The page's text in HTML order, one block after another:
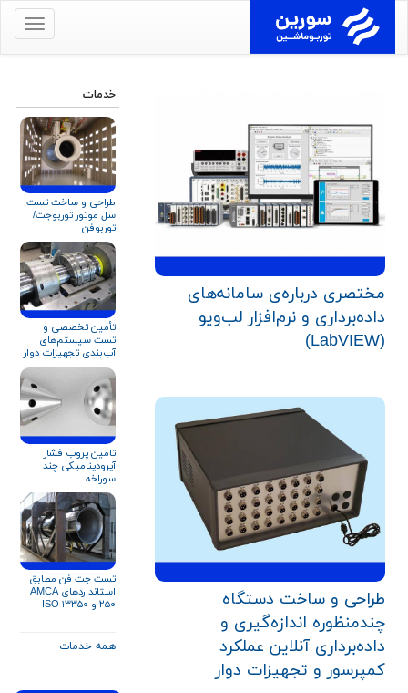
برای
کنید
مختصری درباره‌ی سامانه‌های
داده‌برداری و نرم‌افزار لب‌ویو
(LabVIEW)
طراحی و ساخت دستگاه
چندمنظوره اندازه‌گیری و
داده‌برداری آنلاین عملکرد
کمپرسور و تجهیزات دوار
خدمات
طراحی و ساخت تست
سل موتور توربوجت/
توربوفن
تأمین تخصصی و
تست سیستم‌های
آب‌بندی تجهیزات دوار
برای صنایع نفت، گاز و
پتروشیمی
تامین پروب فشار
آیرودینامیکی چند
سوراخه
تست جت فن مطابق
استانداردهای AMCA
۲۵۰ و ISO ۱۳۳۵۰
همه خدمات